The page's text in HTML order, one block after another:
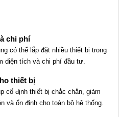
ST800)
Liên hệ
MT-CR-ST800
chi phí
có thể lắp đặt nhiều thiết bị trong
diện tích và chi phí đầu tư.
thiết bị
cố định thiết bị chắc chắn, giảm
và ổn định cho toàn bộ hệ thống.